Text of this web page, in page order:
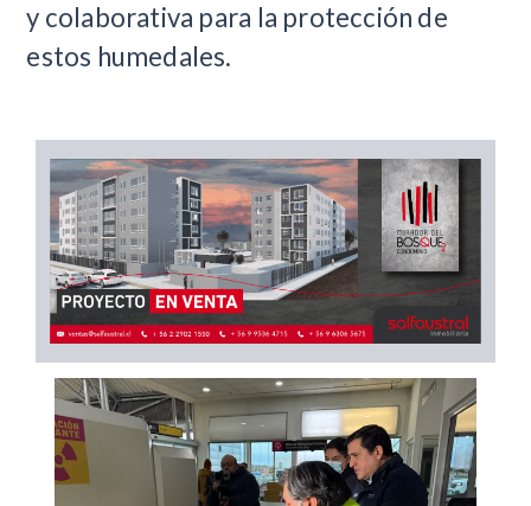
y colaborativa para la protección de
estos humedales.